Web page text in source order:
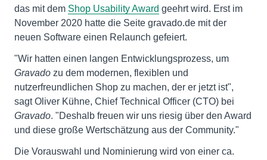
das mit dem Shop Usability Award geehrt wird. Erst im
November 2020 hatte die Seite gravado.de mit der
neuen Software einen Relaunch gefeiert.
"Wir hatten einen langen Entwicklungsprozess, um
Gravado zu dem modernen, flexiblen und
nutzerfreundlichen Shop zu machen, der er jetzt ist",
sagt Oliver Kühne, Chief Technical Officer (CTO) bei
Gravado. "Deshalb freuen wir uns riesig über den Award
und diese große Wertschätzung aus der Community."
Die Vorauswahl und Nominierung wird von einer ca.